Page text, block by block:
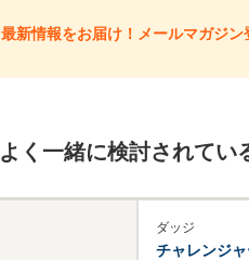
最新情報をお届け！メールマガジン
よく一緒に検討されてい
ダッジ
チャレンジ